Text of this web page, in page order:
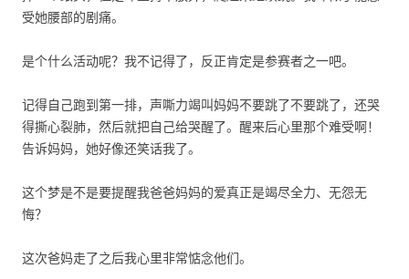
受她腰部的剧痛。
是个什么活动呢？我不记得了，反正肯定是参赛者之一吧。
记得自己跑到第一排，声嘶力竭叫妈妈不要跳了不要跳了，还哭
得撕心裂肺，然后就把自己给哭醒了。醒来后心里那个难受啊！
告诉妈妈，她好像还笑话我了。
这个梦是不是要提醒我爸爸妈妈的爱真正是竭尽全力、无怨无
悔？
这次爸妈走了之后我心里非常惦念他们。